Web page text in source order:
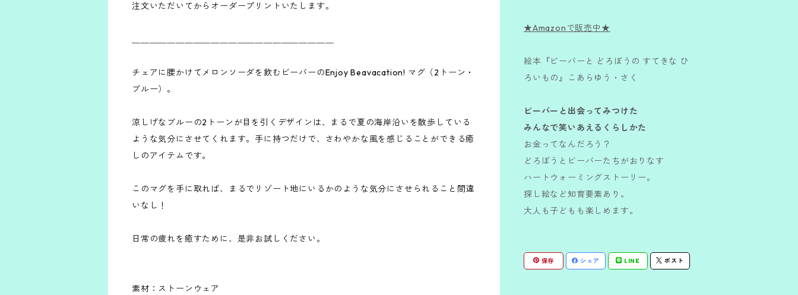
注文いただいてからオーダープリントいたします。
チェアに腰かけてメロンソーダを飲むビーバーのEnjoy Beavacation! マグ（2トーン・
ブルー）。
涼しげなブルーの2トーンが目を引くデザインは、まるで夏の海岸沿いを散歩している
ような気分にさせてくれます。手に持つだけで、さわやかな風を感じることができる癒
しのアイテムです。
このマグを手に取れば、まるでリゾート地にいるかのような気分にさせられること間違
いなし！
日常の疲れを癒すために、是非お試しください。
素材：ストーンウェア
★Amazonで販売中★
絵本『ビーバーと どろぼうの すてきな ひ
ろいもの』こあらゆう・さく
ビーバーと出会ってみつけた
みんなで笑いあえるくらしかた
お金ってなんだろう？
どろぼうとビーバーたちがおりなす
ハートウォーミングストーリー。
探し絵など知育要素あり。
大人も子どもも楽しめます。
保存 シェア LINE ポスト